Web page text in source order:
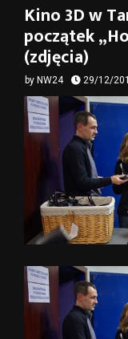
Kino 3D w
początek
(zdjęcia)
by NW24 29/12/